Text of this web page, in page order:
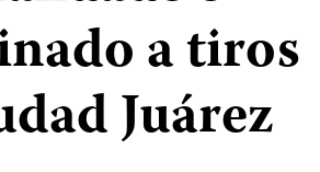
a tiros
Juárez